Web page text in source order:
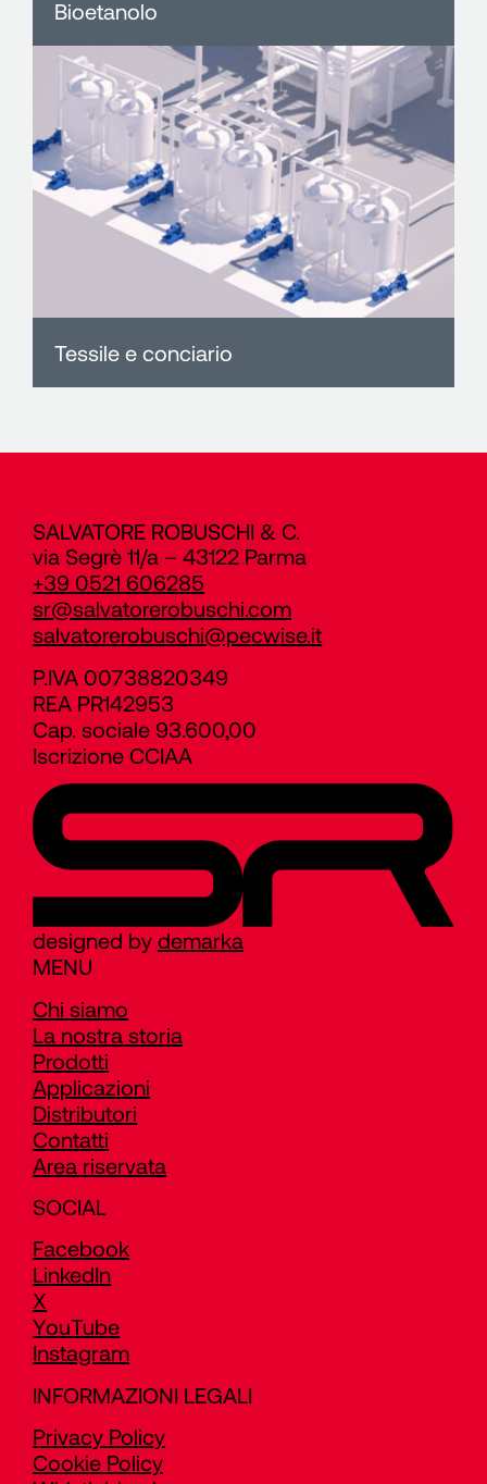
Bioetanolo
Tessile e conciario
SALVATORE ROBUSCHI & C.
via Segrè 11/a – 43122 Parma
+39 0521 606285
sr@salvatorerobuschi.com
salvatorerobuschi@pecwise.it
P.IVA 00738820349
REA PR142953
Cap. sociale 93.600,00
Iscrizione CCIAA
designed by demarka
MENU
Chi siamo
La nostra storia
Prodotti
Applicazioni
Distributori
Contatti
Area riservata
SOCIAL
Facebook
LinkedIn
X
YouTube
Instagram
INFORMAZIONI LEGALI
Privacy Policy
Cookie Policy